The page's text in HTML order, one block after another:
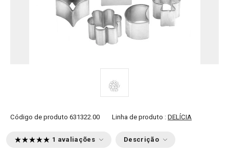
Código de produto 631322.00 Linha de produto : DELÍCIA
1 avaliações Descrição